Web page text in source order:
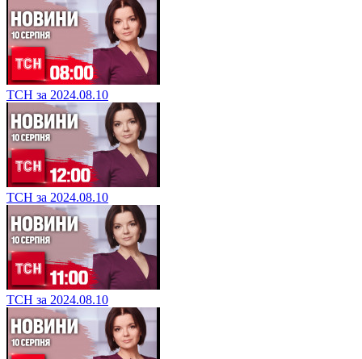
ТСН за 2024.08.10
ТСН за 2024.08.10
ТСН за 2024.08.10